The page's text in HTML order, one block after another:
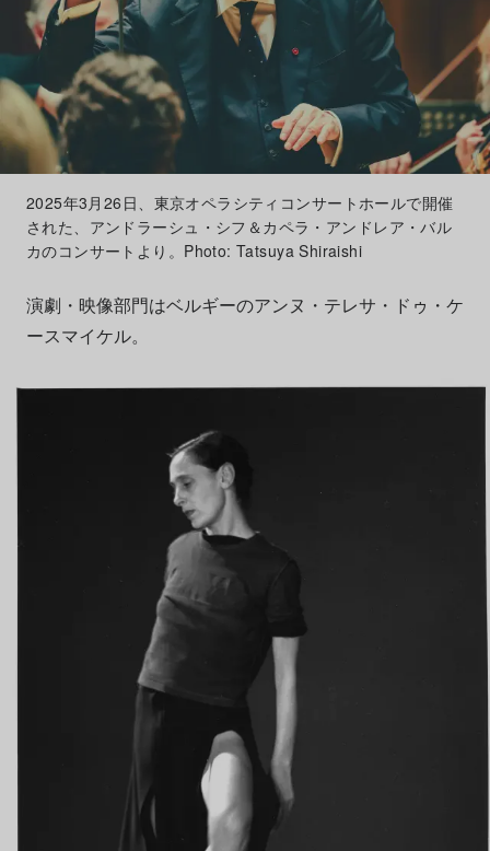
2025年3月26日、東京オペラシティコンサートホールで開催
された、アンドラーシュ・シフ＆カペラ・アンドレア・バル
カのコンサートより。Photo: Tatsuya Shiraishi
演劇・映像部門はベルギーのアンヌ・テレサ・ドゥ・ケ
ースマイケル。